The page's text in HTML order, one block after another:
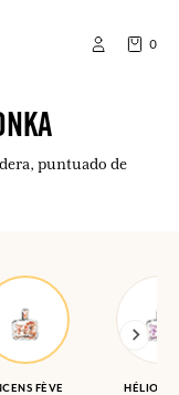
0
puntuado de
FÈVE